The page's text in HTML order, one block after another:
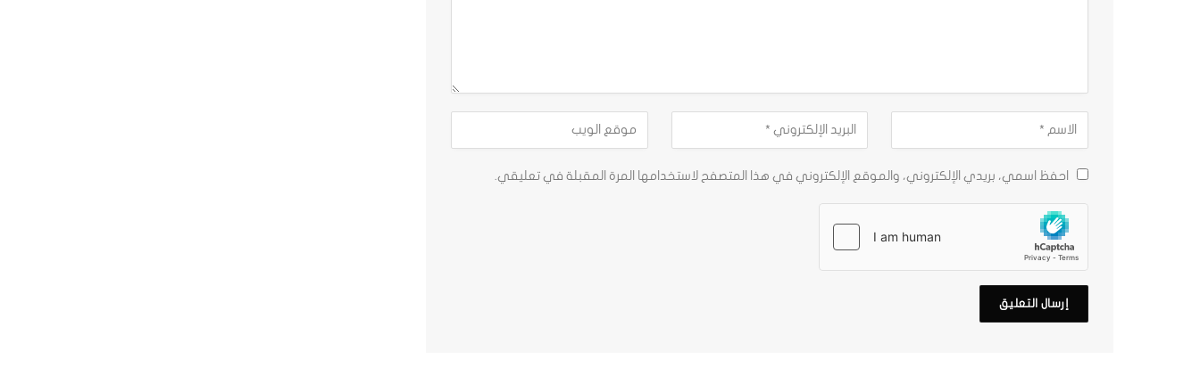
احفظ اسمي، بريدي الإلكتروني، والموقع الإلكتروني في هذا المتصفح لاستخدامها المرة المقبلة في تعليقي.